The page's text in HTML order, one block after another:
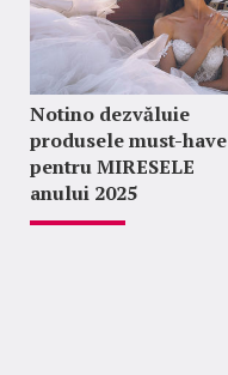
Notino dezvăluie
produsele must-have
pentru MIRESELE
anului 2025